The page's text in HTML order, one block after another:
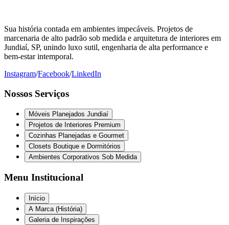
Sua história contada em ambientes impecáveis. Projetos de
marcenaria de alto padrão sob medida e arquitetura de interiores em
Jundiaí, SP, unindo luxo sutil, engenharia de alta performance e
bem-estar intemporal.
Instagram/Facebook/LinkedIn
Nossos Serviços
Móveis Planejados Jundiaí
Projetos de Interiores Premium
Cozinhas Planejadas e Gourmet
Closets Boutique e Dormitórios
Ambientes Corporativos Sob Medida
Menu Institucional
Início
A Marca (História)
Galeria de Inspirações